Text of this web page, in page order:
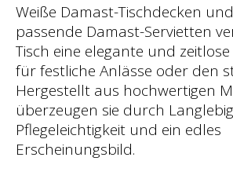
Weiße Damast-Tischdecken
passende Damast-Servietten
Tisch eine elegante und
für festliche Anlässe oder den
Hergestellt aus hochwertigen
überzeugen sie durch
Pflegeleichtigkeit und ein edles
Erscheinungsbild.